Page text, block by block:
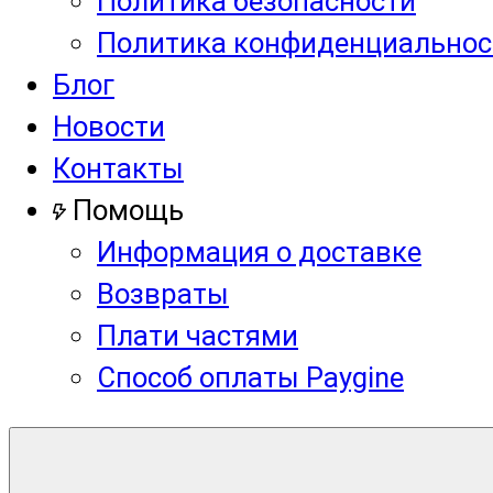
Политика
Блог
Новости
Контакты
Помощь
Информация о доставке
Возвраты
Плати частями
Способ оплаты Paygine